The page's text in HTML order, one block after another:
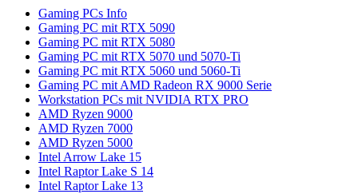
Gaming PCs Info
Gaming PC mit RTX 5090
Gaming PC mit RTX 5080
Gaming PC mit RTX 5070 und 5070-Ti
Gaming PC mit RTX 5060 und 5060-Ti
Gaming PC mit AMD Radeon RX 9000 Serie
Workstation PCs mit NVIDIA RTX PRO
AMD Ryzen 9000
AMD Ryzen 7000
AMD Ryzen 5000
Intel Arrow Lake 15
Intel Raptor Lake S 14
Intel Raptor Lake 13